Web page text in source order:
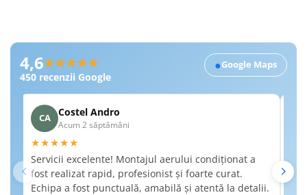
Recenzii Google RobertSim
4,6★★★★★
450 recenzii Google
●Google Maps
CA Costel Andro
Acum 2 săptămâni
★★★★★
Servicii excelente! Montajul aerului condiționat a
fost realizat rapid, profesionist și foarte curat.
Echipa a fost punctuală, amabilă și atentă la detalii.
a